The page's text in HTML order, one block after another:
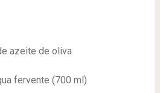
azeite de oliva
fervente (700 ml)